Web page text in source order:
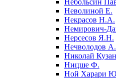
Небольсин
Неволиной Е.
Некрасов Н.А.
Немирович-
Нерсесов Я.Н.
Нечволодов А.
Николай
Ницше Ф.
Ной Харари